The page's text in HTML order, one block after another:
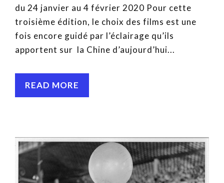
du 24 janvier au 4 février 2020 Pour cette
troisième édition, le choix des films est une
fois encore guidé par l’éclairage qu’ils
apportent sur la Chine d’aujourd’hui...
READ MORE